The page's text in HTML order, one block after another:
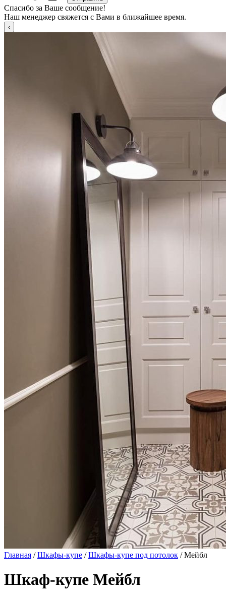
Спасибо за Ваше сообщение!
Наш менеджер свяжется с Вами в ближайшее время.
Главная /Шкафы-купе /Шкафы-купе под потолок / Мейбл
Шкаф-купе Мейбл